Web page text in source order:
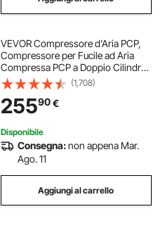
VEVOR Compressore d'Aria PCP,
Compressore per Fucile ad Aria
Compressa PCP a Doppio Cilindro
da 800 W, 30 MPa con Sistema di
Raffreddamento a Ventola
Integrato, per Bombola di Paintball
Senza Olio
(1,708)
25590€
Disponibile
Consegna:non appena Mar.
Ago. 11
Aggiungi al carrello